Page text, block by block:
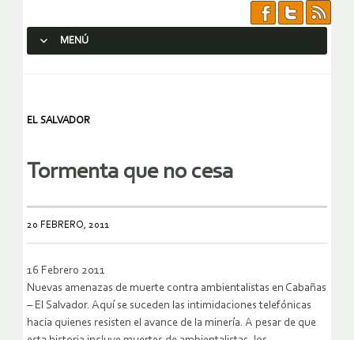
MENÚ
EL SALVADOR
Tormenta que no cesa
20 FEBRERO, 2011
16 Febrero 2011
Nuevas amenazas de muerte contra ambientalistas en Cabañas
– El Salvador. Aquí se suceden las intimidaciones telefónicas
hacia quienes resisten el avance de la minería. A pesar de que